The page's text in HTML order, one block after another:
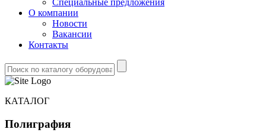
Специальные предложения
О компании
Новости
Вакансии
Контакты
КАТАЛОГ
Полиграфия